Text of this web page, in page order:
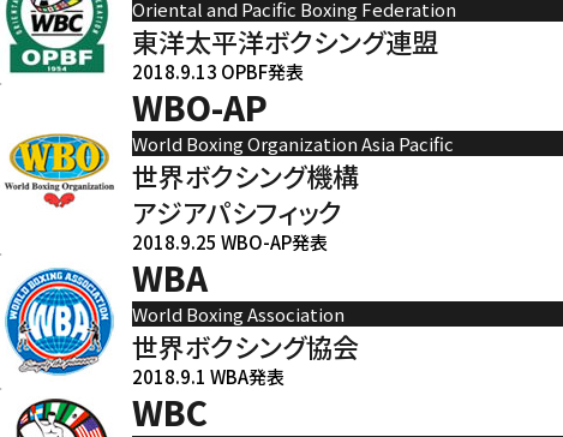
Oriental and Pacific Boxing Federation
東洋太平洋ボクシング連盟
2018.9.13 OPBF発表
WBO-AP
World Boxing Organization Asia Pacific
世界ボクシング機構
アジアパシフィック
2018.9.25 WBO-AP発表
WBA
World Boxing Association
世界ボクシング協会
2018.9.1 WBA発表
WBC